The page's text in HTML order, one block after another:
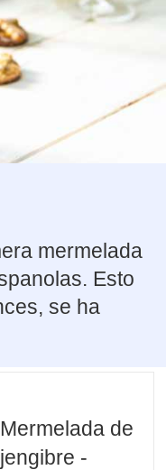
mermelada
Esto
se ha
Mermelada de
jengibre -